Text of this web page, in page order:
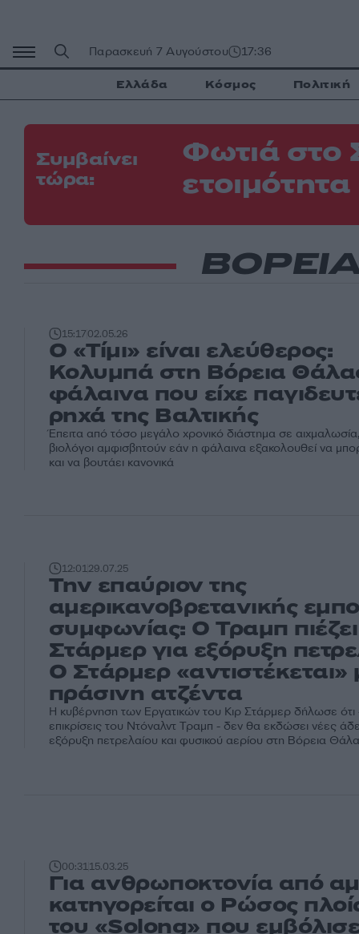
περιεχόμενο
Παρασκευή 7 Αυγούστου 17:36
Ελλάδα Κόσμος Πολιτική
Συμβαίνει
τώρα:
Φωτιά στο
ετοιμότητα
15:1702.05.26
Ο «Τίμι» είναι ελεύθερος:
Κολυμπά στη Βόρεια
φάλαινα που είχε
ρηχά της Βαλτικής
Έπειτα από τόσο μεγάλο χρονικό διάστημα σε
βιολόγοι αμφισβητούν εάν η φάλαινα εξακολουθεί να
και να βουτάει κανονικά
12:0129.07.25
Την επαύριον της
αμερικανοβρετανικής
συμφωνίας: Ο Τραμπ
Στάρμερ για εξόρυξη
Ο Στάρμερ «αντιστέκεται»
πράσινη ατζέντα
Η κυβέρνηση των Εργατικών του Κιρ Στάρμερ δήλωσε ότι
επικρίσεις του Ντόναλντ Τραμπ - δεν θα εκδώσει νέες
εξόρυξη πετρελαίου και φυσικού αερίου στη Βόρεια
00:3115.03.25
Για ανθρωποκτονία από
κατηγορείται ο Ρώσος
του «Solong» που